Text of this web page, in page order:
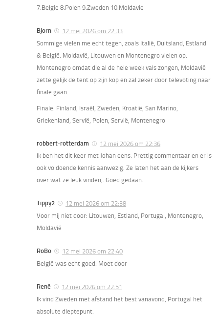
7.Belgie 8.Polen 9.Zweden 10.Moldavie
Bjorn
12 mei 2026 om 22:33
Sommige vielen me echt tegen, zoals Italië, Duitsland, Estland
& België. Moldavië, Litouwen en Montenegro vielen op.
Montenegro omdat die al de hele week vals zongen, Moldavië
zette gelijk de tent op zijn kop en zal zeker door televoting naar
finale gaan.
Finale: Finland, Israël, Zweden, Kroatië, San Marino,
Griekenland, Servië, Polen, Servië, Montenegro
robbert-rotterdam
12 mei 2026 om 22:36
Ik ben het dit keer met Johan eens. Prettig commentaar en er is
ook voldoende kennis aanwezig. Ze laten het aan de kijkers
over wat ze leuk vinden,. Goed gedaan.
Tippy2
12 mei 2026 om 22:38
Voor mij niet door: Litouwen, Estland, Portugal, Montenegro,
Moldavië
RoBo
12 mei 2026 om 22:40
België was echt goed. Moet door
René
12 mei 2026 om 22:51
Ik vind Zweden met afstand het best vanavond, Portugal het
absolute dieptepunt.